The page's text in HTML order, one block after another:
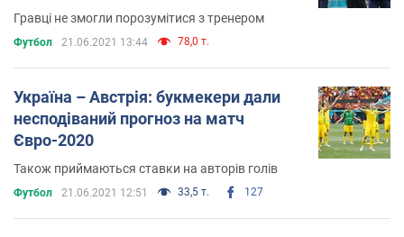
Гравці не змогли порозумітися з тренером
Футбол 21.06.2021 13:44 78,0 т.
Україна – Австрія: букмекери дали
несподіваний прогноз на матч
Євро-2020
Також приймаються ставки на авторів голів
Футбол 21.06.2021 12:51 33,5 т. 127